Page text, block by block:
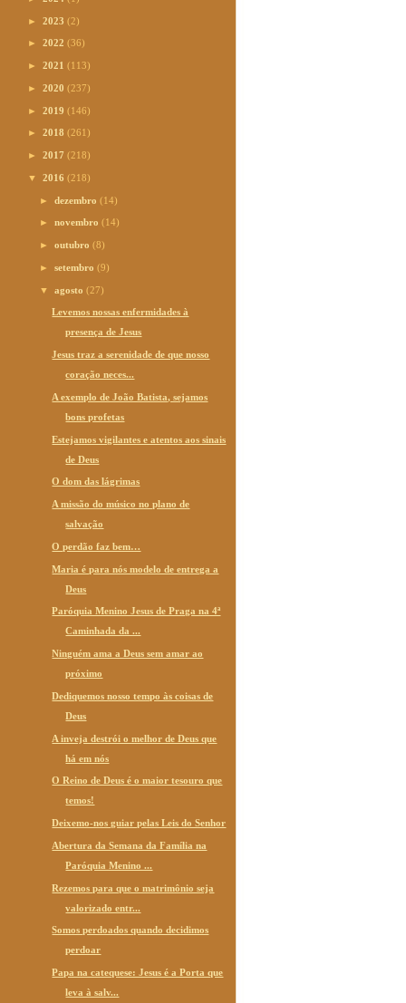
► 2023 (2)
► 2022 (36)
► 2021 (113)
► 2020 (237)
► 2019 (146)
► 2018 (261)
► 2017 (218)
▼ 2016 (218)
►dezembro(14)
►novembro(14)
►outubro(8)
►setembro(9)
▼agosto(27)
Levemos nossas enfermidades à
presença de Jesus
Jesus traz a serenidade de que nosso
coração neces...
A exemplo de João Batista, sejamos
bons profetas
Estejamos vigilantes e atentos aos sinais
de Deus
O dom das lágrimas
A missão do músico no plano de
salvação
O perdão faz bem…
Maria é para nós modelo de entrega a
Deus
Paróquia Menino Jesus de Praga na 4ª
Caminhada da ...
Ninguém ama a Deus sem amar ao
próximo
Dediquemos nosso tempo às coisas de
Deus
A inveja destrói o melhor de Deus que
há em nós
O Reino de Deus é o maior tesouro que
temos!
Deixemo-nos guiar pelas Leis do Senhor
Abertura da Semana da Família na
Paróquia Menino ...
Rezemos para que o matrimônio seja
valorizado entr...
Somos perdoados quando decidimos
perdoar
Papa na catequese: Jesus é a Porta que
leva à salv...